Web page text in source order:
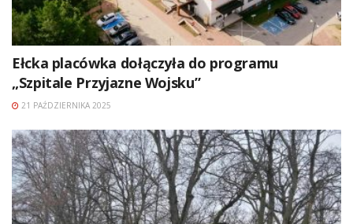
Ełcka placówka dołączyła do programu
„Szpitale Przyjazne Wojsku”
21 PAŹDZIERNIKA 2025